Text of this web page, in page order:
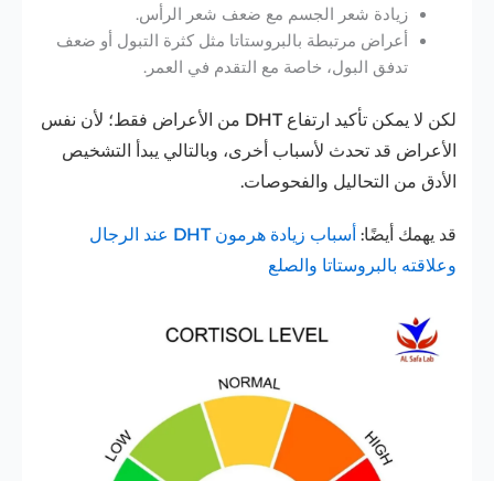
زيادة شعر الجسم مع ضعف شعر الرأس.
أعراض مرتبطة بالبروستاتا مثل كثرة التبول أو ضعف
تدفق البول، خاصة مع التقدم في العمر.
لكن لا يمكن تأكيد ارتفاع DHT من الأعراض فقط؛ لأن نفس
الأعراض قد تحدث لأسباب أخرى، وبالتالي يبدأ التشخيص
الأدق من التحاليل والفحوصات.
قد يهمك أيضًا:
أسباب زيادة هرمون DHT عند الرجال
وعلاقته بالبروستاتا والصلع